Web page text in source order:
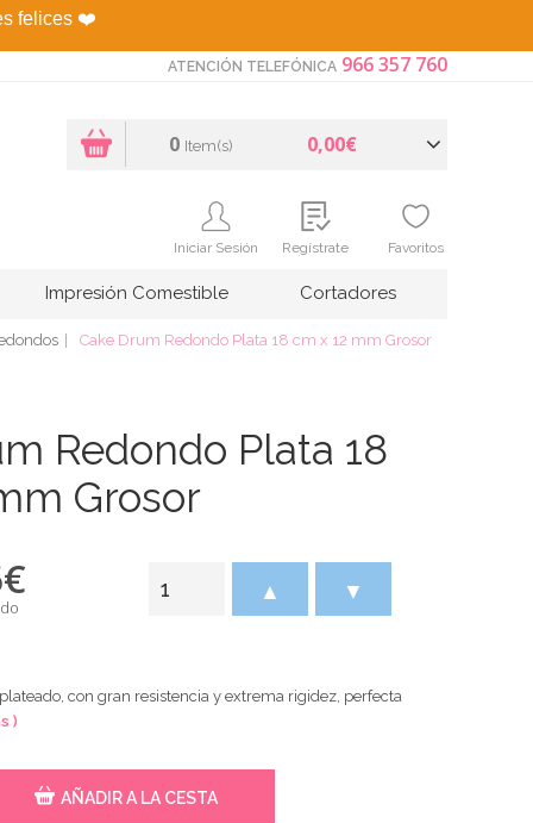
felices ❤️
ATENCIÓN TELEFÓNICA 966 357 760
0 Item(s) 0,00€
Iniciar Sesión Regístrate Favoritos
Impresión Comestible Cortadores
Cake Drum Redondo Plata 18 cm x 12 mm Grosor
Redondo Plata 18
Grosor
€ ▲ ▼
con gran resistencia y extrema rigidez, perfecta
)
AÑADIR A LA CESTA